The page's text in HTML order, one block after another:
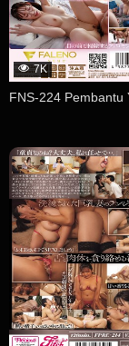
7K
FNS-224 Pembantu